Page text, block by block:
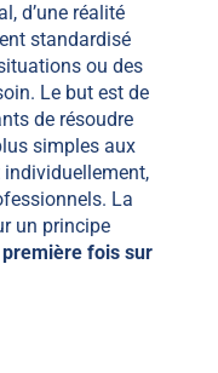
d’une réalité
standardisé
ou des
Le but est de
de résoudre
simples aux
La
un principe
fois sur